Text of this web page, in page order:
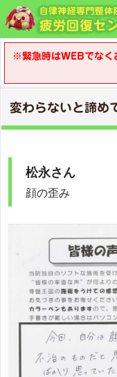
※緊急時はWEBでなく
変わらないと諦め
松永さん
顔の歪み